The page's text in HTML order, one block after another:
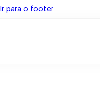
Ir para o footer